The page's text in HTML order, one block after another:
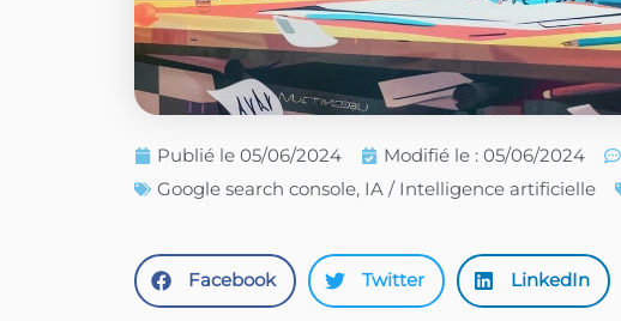
Publié le 05/06/2024 Modifié le : 05/06/2024
Google search console, IA / Intelligence artificielle
Facebook Twitter LinkedIn